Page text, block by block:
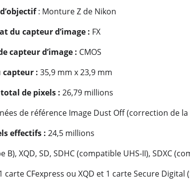
: Monture Z de Nikon
du capteur dʼimage : FX
capteur d’image : CMOS
capteur : 35,9 mm x 23,9 mm
de pixels : 26,79 millions
de référence Image Dust Off (correction de
effectifs : 24,5 millions
B), XQD, SD, SDHC (compatible UHS-II), SDXC
carte CFexpress ou XQD et 1 carte Secure Digital